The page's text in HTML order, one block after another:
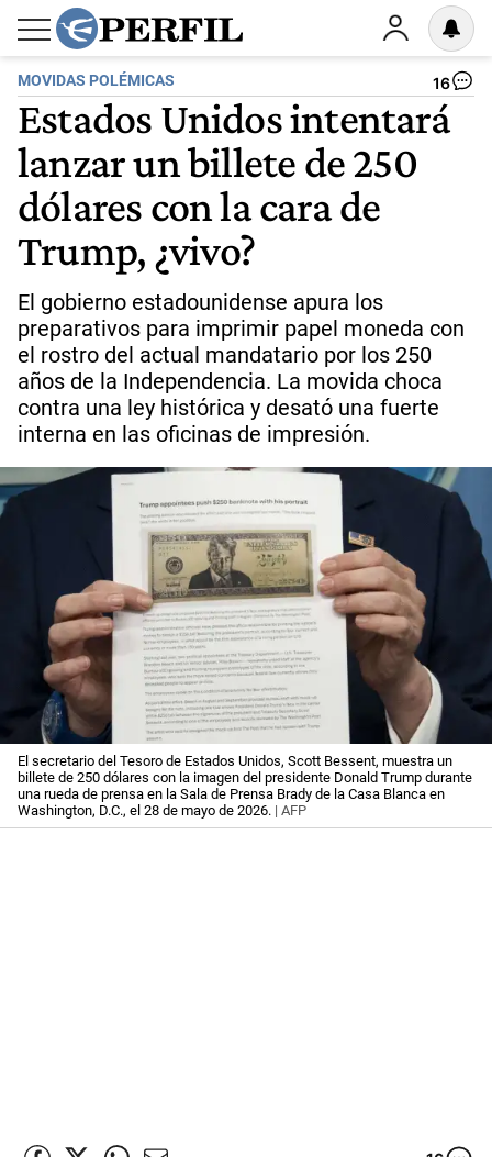
MOVIDAS POLÉMICAS 16
Estados Unidos intentará
lanzar un billete de 250
dólares con la cara de
Trump, ¿vivo?
El gobierno estadounidense apura los
preparativos para imprimir papel moneda con
el rostro del actual mandatario por los 250
años de la Independencia. La movida choca
contra una ley histórica y desató una fuerte
interna en las oficinas de impresión.
El secretario del Tesoro de Estados Unidos, Scott Bessent, muestra un
billete de 250 dólares con la imagen del presidente Donald Trump durante
una rueda de prensa en la Sala de Prensa Brady de la Casa Blanca en
Washington, D.C., el 28 de mayo de 2026. | AFP